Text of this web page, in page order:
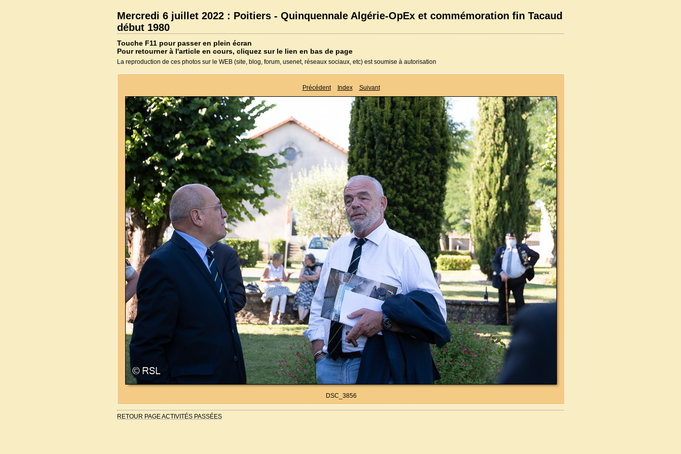
Mercredi 6 juillet 2022 : Poitiers - Quinquennale Algérie-OpEx et commémoration fin Tacaud
début 1980
Touche F11 pour passer en plein écran
Pour retourner à l'article en cours, cliquez sur le lien en bas de page
La reproduction de ces photos sur le WEB (site, blog, forum, usenet, réseaux sociaux, etc) est soumise à autorisation
Précédent Index Suivant
DSC_3856
RETOUR PAGE ACTIVITÉS PASSÉES